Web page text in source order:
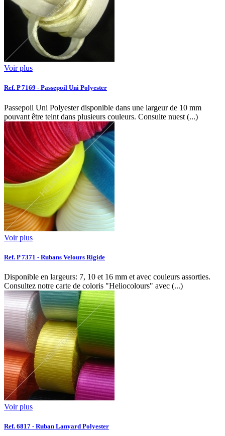
Voir plus
Ref. P 7169 - Passepoil Uni Polyester
Passepoil Uni Polyester disponible dans une largeur de 10 mm
pouvant être teint dans plusieurs couleurs. Consulte nuest (...)
Voir plus
Ref. P 7371 - Rubans Velours Rigide
Disponible en largeurs: 7, 10 et 16 mm et avec couleurs assorties.
Consultez notre carte de coloris "Heliocolours" avec (...)
Voir plus
Ref. 6817 - Ruban Lanyard Polyester